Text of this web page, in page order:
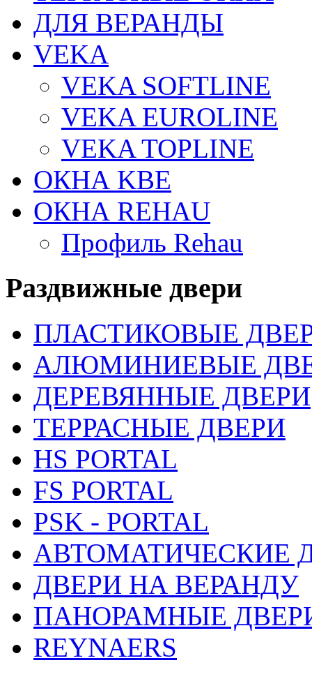
ДЛЯ ВЕРАНДЫ
VEKA
VEKA SOFTLINE
VEKA EUROLINE
VEKA TOPLINE
ОКНА KBE
ОКНА REHAU
Профиль Rehau
Раздвижные двери
ПЛАСТИКОВЫЕ
АЛЮМИНИЕВЫЕ
ДЕРЕВЯННЫЕ ДВЕРИ
ТЕРРАСНЫЕ ДВЕРИ
HS PORTAL
FS PORTAL
PSK - PORTAL
АВТОМАТИЧЕСКИЕ
ДВЕРИ НА ВЕРАНДУ
ПАНОРАМНЫЕ
REYNAERS